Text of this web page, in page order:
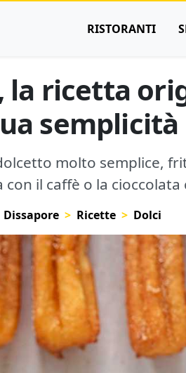
RISTORANTI
la ricetta
semplicità
molto semplice,
con il caffè o la cioccolata
Dissapore Ricette Dolci